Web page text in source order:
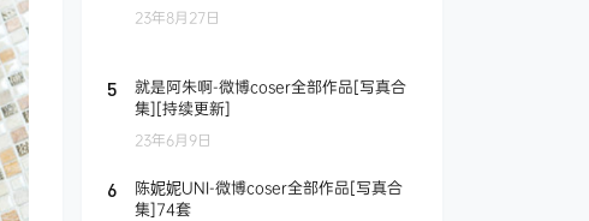
23年8月27日
5
就是阿朱啊-微博coser全部作品[写真合
集][持续更新]
23年6月9日
6
陈妮妮UNI-微博coser全部作品[写真合
集]74套